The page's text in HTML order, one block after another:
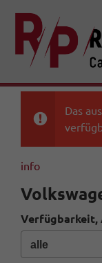
Das
info
Verfügbarkeit,